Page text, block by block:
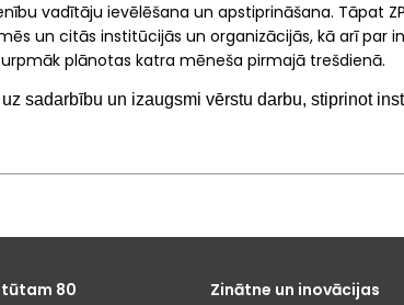
vadītāju ievēlēšana un apstiprināšana. Tāpat
un citās institūcijās un organizācijās, kā arī par
plānotas katra mēneša pirmajā trešdienā.
sadarbību un izaugsmi vērstu darbu, stiprinot
80 Zinātne un inovācijas